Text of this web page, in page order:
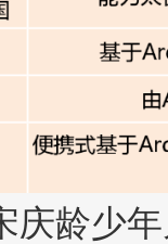
庆龄少